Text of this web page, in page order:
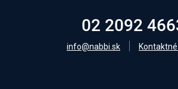
02 2092
info@nabbi.sk